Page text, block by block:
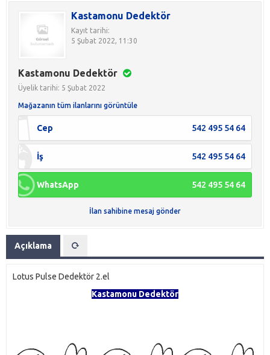
Kastamonu Dedektör
Kayıt tarihi:
5 Şubat 2022, 11:30
Kastamonu Dedektör
Üyelik tarihi: 5 Şubat 2022
Mağazanın tüm ilanlarını görüntüle
Cep 542 495 54 64
İş 542 495 54 64
WhatsApp 542 495 54 64
İlan sahibine mesaj gönder
Açıklama
Lotus Pulse Dedektör 2.el
Kastamonu Dedektör